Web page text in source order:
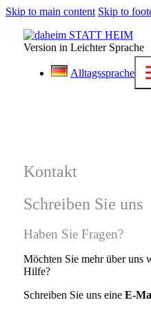
Skip to main content Skip to
Version in Leichter Sprache
Alltagssprache
Kontakt
Schreiben Sie uns
Haben Sie Fragen?
Möchten Sie mehr über uns
Hilfe?
Schreiben Sie uns eine E-